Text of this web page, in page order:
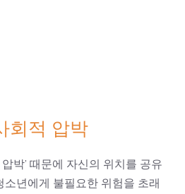
회적 압박
박’ 때문에 자신의 위치를 공유
소년에게 불필요한 위험을 초래